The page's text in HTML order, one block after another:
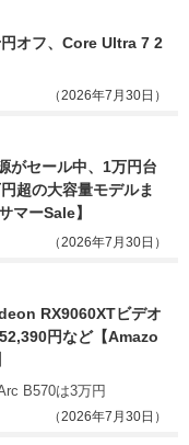
オフ、Core Ultra 7 2
（2026年7月30日）
がセール中、1万円台
超の大容量モデルま
マーSale】
（2026年7月30日）
RX9060XTビデオ
円など【Amazo
B570は3万円
（2026年7月30日）